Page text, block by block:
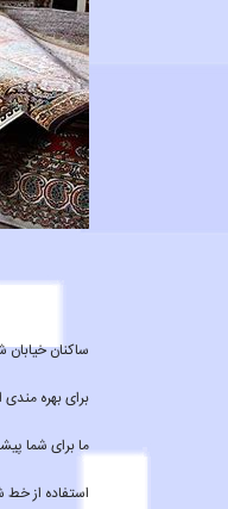
ساکنان
برای بهره
ما برای شما
استفاده از